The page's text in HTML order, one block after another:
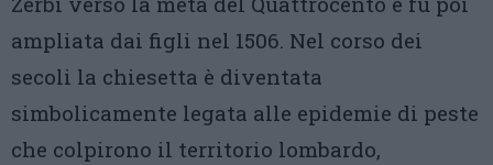
ampliata dai figli nel 1506. Nel corso dei
secoli la chiesetta è diventata
simbolicamente legata alle epidemie di peste
che colpirono il territorio lombardo,